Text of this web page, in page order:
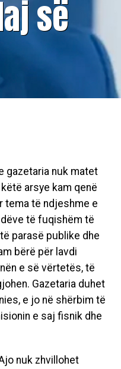
së
gazetaria nuk matet
arsye kam qenë
tema të ndjeshme e
të fuqishëm të
parasë publike dhe
bërë për lavdi
e së vërtetës, të
Gazetaria duhet
e jo në shërbim të
e saj fisnik dhe
nuk zhvillohet